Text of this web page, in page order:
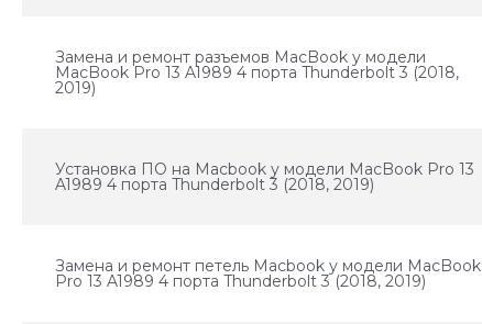
Замена и ремонт разъемов MacBook у модели
MacBook Pro 13 A1989 4 порта Thunderbolt 3 (2018,
2019)
Установка ПО на Macbook у модели MacBook Pro 13
A1989 4 порта Thunderbolt 3 (2018, 2019)
Замена и ремонт петель Macbook у модели MacBook
Pro 13 A1989 4 порта Thunderbolt 3 (2018, 2019)